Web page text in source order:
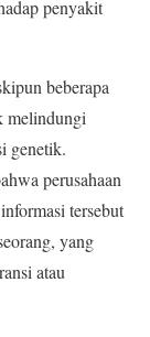
penyakit
beberapa
melindungi
genetik.
perusahaan
tersebut
yang
atau